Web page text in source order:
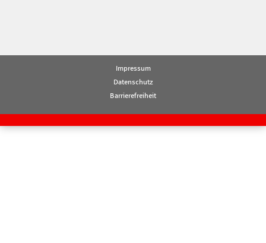
Impressum
Datenschutz
Barrierefreiheit